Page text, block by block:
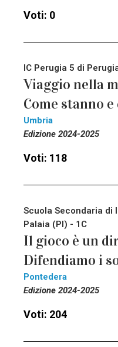
Voti: 0
IC Perugia 5 di
Viaggio nella
Come stanno
Umbria
Edizione 2024-2025
Voti: 118
Scuola Secondaria di
Palaia (PI) - 1C
Il gioco è un
Difendiamo i
Pontedera
Edizione 2024-2025
Voti: 204